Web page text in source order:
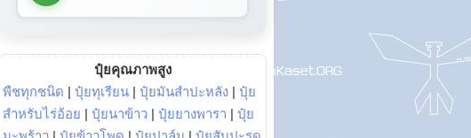
ปุ๋ยคุณภาพสูง
พืชทุกชนิด | ปุ๋ยทุเรียน | ปุ๋ยมันสำปะหลัง | ปุ๋ย
สำหรับไร่อ้อย | ปุ๋ยนาข้าว | ปุ๋ยยางพารา | ปุ๋ย